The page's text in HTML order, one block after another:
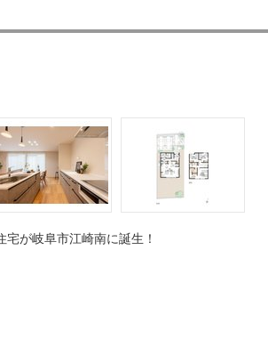
が岐阜市江崎南に誕生！